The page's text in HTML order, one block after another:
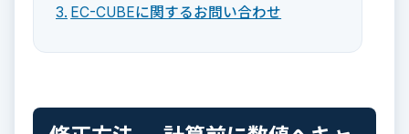
EC-CUBEに関するお問い合わせ